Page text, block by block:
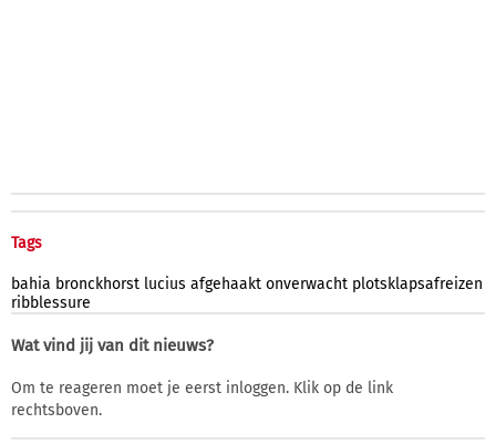
Tags
bahia bronckhorst lucius afgehaakt onverwacht plotsklapsafreizen
ribblessure
Wat vind jij van dit nieuws?
Om te reageren moet je eerst inloggen. Klik op de link
rechtsboven.